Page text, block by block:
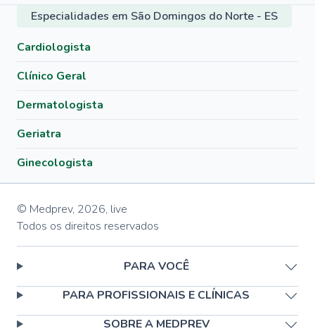
Especialidades em São Domingos do Norte - ES
Cardiologista
Clínico Geral
Dermatologista
Geriatra
Ginecologista
© Medprev, 2026, live
Todos os direitos reservados
PARA VOCÊ
PARA PROFISSIONAIS E CLÍNICAS
SOBRE A MEDPREV